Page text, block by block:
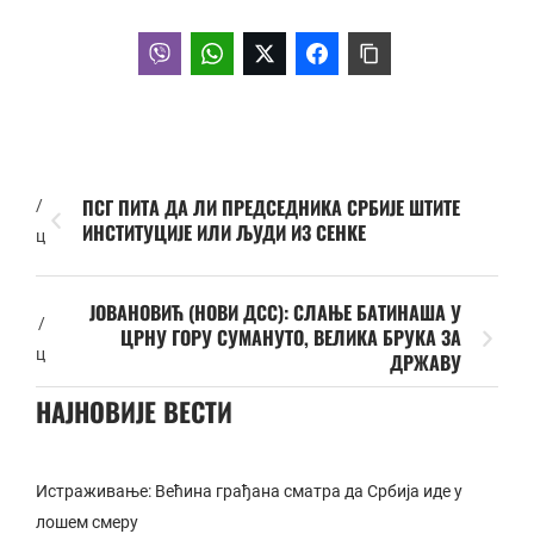
/
ц
ПСГ ПИТА ДА ЛИ ПРЕДСЕДНИКА СРБИЈЕ ШТИТЕ
ИНСТИТУЦИЈЕ ИЛИ ЉУДИ ИЗ СЕНКЕ
/
ц
ЈОВАНОВИЋ (НОВИ ДСС): СЛАЊЕ БАТИНАША У
ЦРНУ ГОРУ СУМАНУТО, ВЕЛИКА БРУКА ЗА
ДРЖАВУ
НАЈНОВИЈЕ ВЕСТИ
Истраживање: Већина грађана сматра да Србија иде у
лошем смеру